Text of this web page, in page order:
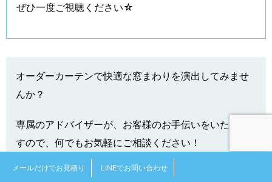
ぜひ一度ご視聴ください☆
オーダーカーテンで快適な窓まわりを演出してみませ
んか？
専属のアドバイザーが、お客様のお手伝いをいたしま
すので、何でもお気軽にご相談ください！
札幌オーダーカーテン工房サイトはこちら
メールだけでお見積り LINEでお問い合わせ